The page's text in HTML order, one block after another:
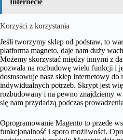
Korzyści z korzystania
Jeśli tworzymy sklep od podstaw, to
platforma magneto, daje nam duży
Możemy skorzystać między innymi z
pozwala na rozbudowę wielu funkcji i
dostosowuje nasz sklep internetowy do
indywidualnych potrzeb. Skrypt jest
rozbudowany i na pewno znajdziemy
się nam przydadzą podczas
Oprogramowanie Magento to przede
funkcjonalność i sporo możliwości.